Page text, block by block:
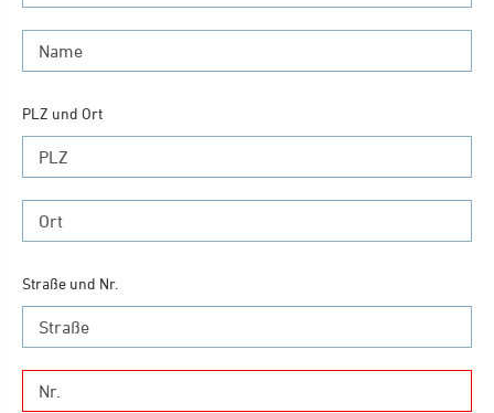
PLZ und Ort
Kein
Ergebnis
gefunden.
Ergebnis
gefunden.
Straße und Nr.
Kein
Ergebnis